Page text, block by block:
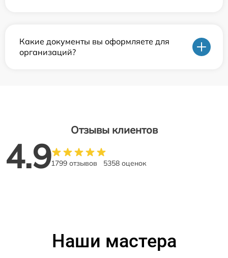
Какие документы вы оформляете для
организаций?
Отзывы клиентов
4.91799 отзывов 5358 оценок
Наши мастера